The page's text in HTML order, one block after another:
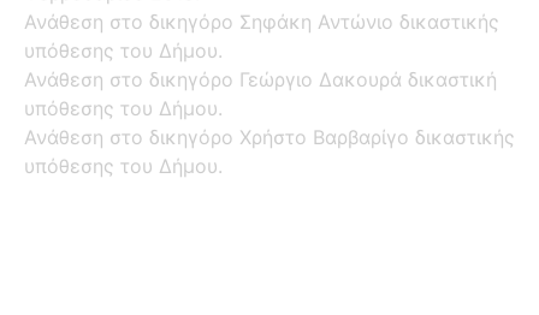
Ανάθεση στο δικηγόρο Σηφάκη Αντώνιο δικαστικής
υπόθεσης του Δήμου.
Ανάθεση στο δικηγόρο Γεώργιο Δακουρά δικαστική
υπόθεσης του Δήμου.
Ανάθεση στο δικηγόρο Χρήστο Βαρβαρίγο δικαστικής
υπόθεσης του Δήμου.